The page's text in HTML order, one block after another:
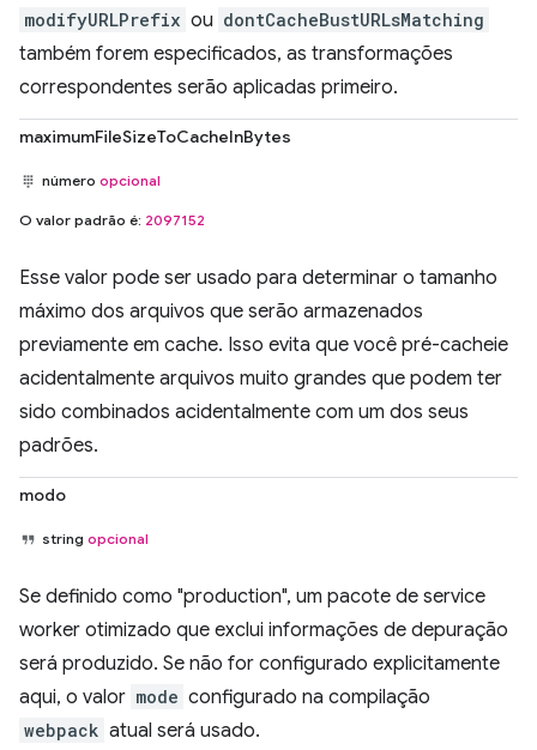
modifyURLPrefix ou dontCacheBustURLsMatching
também forem especificados, as transformações
correspondentes serão aplicadas primeiro.
maximumFileSizeToCacheInBytes
número opcional
O valor padrão é: 2097152
Esse valor pode ser usado para determinar o tamanho
máximo dos arquivos que serão armazenados
previamente em cache. Isso evita que você pré-cacheie
acidentalmente arquivos muito grandes que podem ter
sido combinados acidentalmente com um dos seus
padrões.
modo
string opcional
Se definido como "production", um pacote de service
worker otimizado que exclui informações de depuração
será produzido. Se não for configurado explicitamente
aqui, o valor mode configurado na compilação
webpack atual será usado.